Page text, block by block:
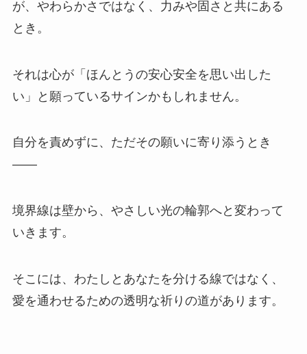
が、やわらかさではなく、力みや固さと共にある
とき。
それは心が「ほんとうの安心安全を思い出した
い」と願っているサインかもしれません。
自分を責めずに、ただその願いに寄り添うとき
——
境界線は壁から、やさしい光の輪郭へと変わって
いきます。
そこには、わたしとあなたを分ける線ではなく、
愛を通わせるための透明な祈りの道があります。